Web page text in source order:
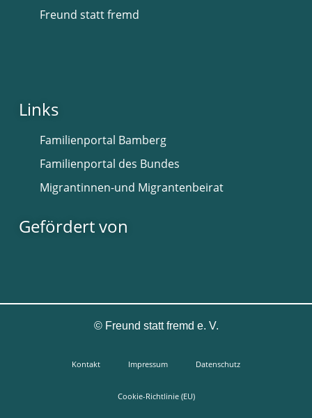
Freund statt fremd
Links
Familienportal Bamberg
Familienportal des Bundes
Migrantinnen-und Migrantenbeirat
Gefördert von
©Freund statt fremd e. V.
Kontakt Impressum Datenschutz
Cookie-Richtlinie (EU)